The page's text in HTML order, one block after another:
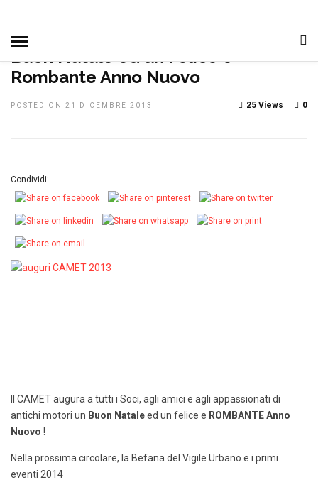
Buon Natale ed un Felice e
Rombante Anno Nuovo
POSTED ON 21 DICEMBRE 2013 0
25 Views
Condividi:
Il CAMET augura a tutti i Soci, agli amici e agli appassionati di
antichi motori un Buon Nataleed un felice e ROMBANTEAnno
Nuovo !
Nella prossima circolare, la Befana del Vigile Urbano e i primi
eventi 2014